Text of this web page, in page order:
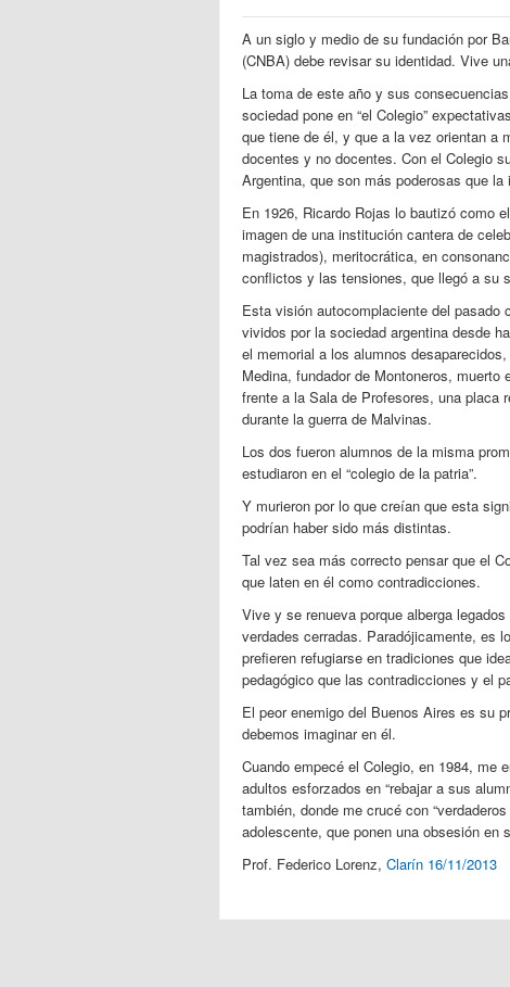
A un siglo y medio de su fundación por
(CNBA) debe revisar su identidad. Vive
La toma de este año y sus
sociedad pone en “el Colegio”
que tiene de él, y que a la vez orientan a
docentes y no docentes. Con el Colegio
Argentina, que son más poderosas que
En 1926, Ricardo Rojas lo bautizó como
imagen de una institución cantera de
magistrados), meritocrática, en
conflictos y las tensiones, que llegó a su
Esta visión autocomplaciente del
vividos por la sociedad argentina desde
el memorial a los alumnos
Medina, fundador de Montoneros,
frente a la Sala de Profesores, una placa
durante la guerra de Malvinas.
Los dos fueron alumnos de la misma
estudiaron en el “colegio de la patria”.
Y murieron por lo que creían que esta
podrían haber sido más distintas.
Tal vez sea más correcto pensar que el
que laten en él como contradicciones.
Vive y se renueva porque alberga
verdades cerradas. Paradójicamente, es
prefieren refugiarse en tradiciones que
pedagógico que las contradicciones y el
El peor enemigo del Buenos Aires es su
debemos imaginar en él.
Cuando empecé el Colegio, en 1984, me
adultos esforzados en “rebajar a sus
también, donde me crucé con
adolescente, que ponen una obsesión en
Prof. Federico Lorenz, Clarín 16/11/2013